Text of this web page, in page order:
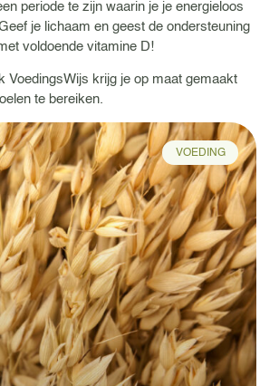
periode te zijn waarin je je energieloos
je lichaam en geest de ondersteuning
voldoende vitamine D!
VoedingsWijs krijg je op maat gemaakt
te bereiken.
VOEDING